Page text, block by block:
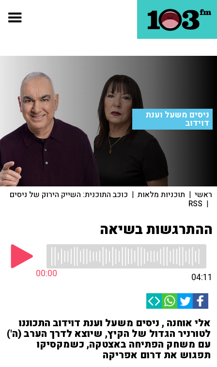
ניסים משעל וענת
דוידוב
ראשי | תוכניות מלאות | כוכב התוכנית: השייק הירוק של ניסים
|
RSS
ההתרגשות בשיאה
00:00 04:11
אלי אוחנה , ניסים משעל וענת דוידוב התכוננו
לטורניר הגדול של הקיץ, שיוצא לדרך הערב (ה')
עם משחק הפתיחה באצטקה, כשמקסיקו
תפגוש את דרום אפריקה